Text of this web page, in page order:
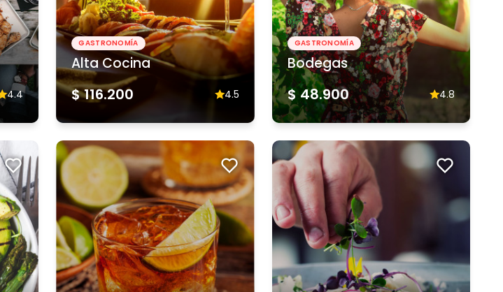
4.4
GASTRONOMÍA
Alta Cocina
$ 116.200 4.5
GASTRONOMÍA
Bodegas
$ 48.900 4.8